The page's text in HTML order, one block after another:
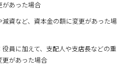
があった場合
資など、資本金の額に変更があった場
員に加えて、支配人や支店長などの重
更があった場合